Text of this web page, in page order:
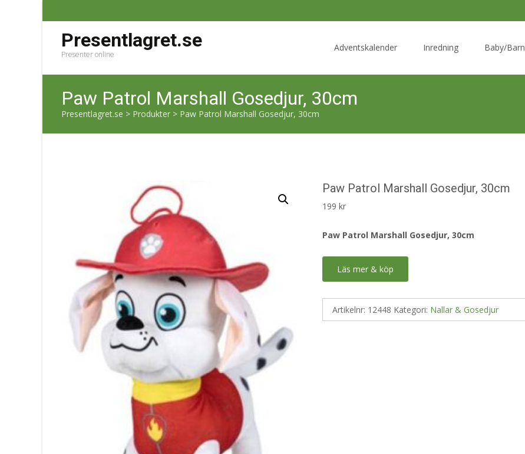
Presentlagret.se
Presenter online
Adventskalender Inredning Baby/Barn
Paw Patrol Marshall Gosedjur, 30cm
Presentlagret.se > Produkter > Paw Patrol Marshall Gosedjur, 30cm
Paw Patrol Marshall Gosedjur, 30cm
199kr
Paw Patrol Marshall Gosedjur, 30cm
Läs mer & köp
Artikelnr: 12448 Kategori: Nallar & Gosedjur